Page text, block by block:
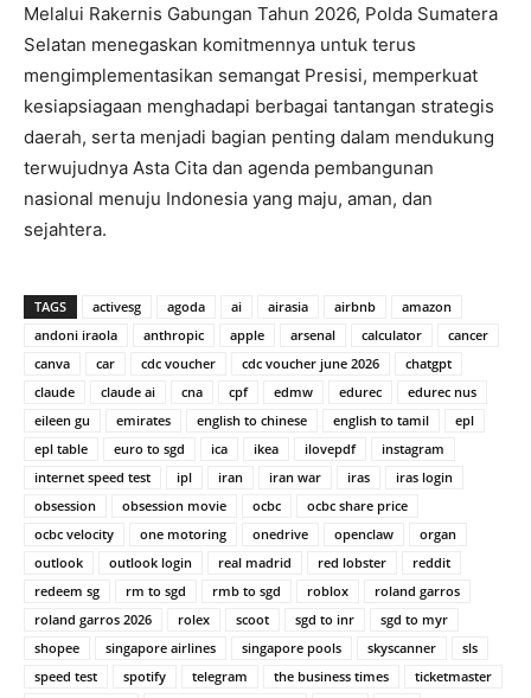
Melalui Rakernis Gabungan Tahun 2026, Polda Sumatera
Selatan menegaskan komitmennya untuk terus
mengimplementasikan semangat Presisi, memperkuat
kesiapsiagaan menghadapi berbagai tantangan strategis
daerah, serta menjadi bagian penting dalam mendukung
terwujudnya Asta Cita dan agenda pembangunan
nasional menuju Indonesia yang maju, aman, dan
sejahtera.
TAGS activesg agoda ai airasia airbnb
amazon
andoni iraola
anthropic apple arsenal calculator
cancer
canva
car cdc voucher cdc voucher june 2026
chatgpt
claude
claude ai cna cpf edmw edurec
edurec nus
eileen gu
emirates english to chinese english to tamil
epl
epl table
euro to sgd ica ikea ilovepdf
instagram
internet speed test
ipl iran iran war iras
iras login
obsession
obsession movie ocbc
ocbc share price
ocbc velocity
one motoring onedrive openclaw
organ
outlook
outlook login real madrid red lobster
reddit
redeem sg
rm to sgd rmb to sgd roblox
roland garros
roland garros 2026
rolex scoot sgd to inr
sgd to myr
shopee
singapore airlines singapore pools skyscanner
sls
speed test
spotify telegram the business times
ticketmaster